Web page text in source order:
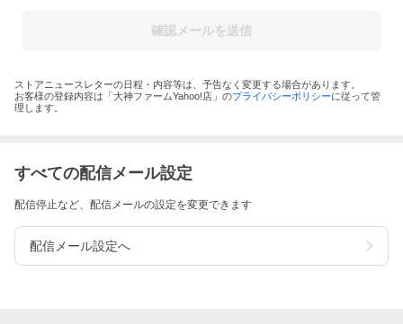
確認メールを送信
ストアニュースレターの日程・内容等は、予告なく変更する場合があります。
お客様の登録内容は「大神ファームYahoo!店 」のプライバシーポリシーに従って管
理します。
すべての配信メール設定
配信停止など、配信メールの設定を変更できます
配信メール設定へ